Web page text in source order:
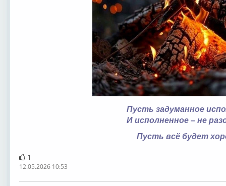
Пусть задуманное
И исполненное – не
Пусть всё будет
1
12.05.2026 10:53